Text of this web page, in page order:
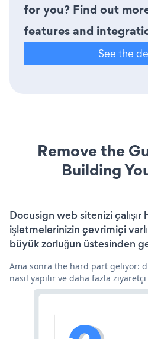
for you? Find out
features and
See the
Remove the
Building
Docusign web sitenizi
işletmelerinizin çevrimiçi
büyük zorluğun üstesinden
Ama sonra the hard part geliyor:
nasıl yapılır ve daha fazla